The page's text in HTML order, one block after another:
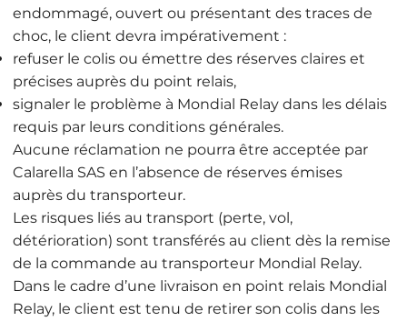
endommagé, ouvert ou présentant des traces de
choc, le client devra impérativement :
refuser le colis ou émettre des réserves claires et
précises auprès du point relais,
signaler le problème à Mondial Relay dans les délais
requis par leurs conditions générales.
Aucune réclamation ne pourra être acceptée par
Calarella SAS en l’absence de réserves émises
auprès du transporteur.
Les risques liés au transport (perte, vol,
détérioration) sont transférés au client dès la remise
de la commande au transporteur Mondial Relay.
Dans le cadre d’une livraison en point relais Mondial
Relay, le client est tenu de retirer son colis dans les